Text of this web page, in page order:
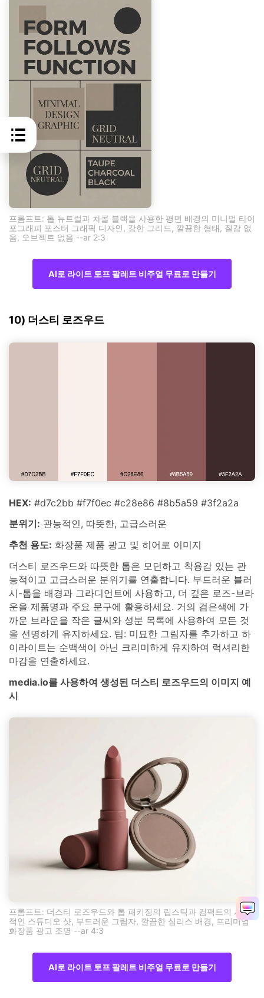
프롬프트: 톱 뉴트럴과 차콜 블랙을 사용한 평면 배경의 미니멀 타이
포그래피 포스터 그래픽 디자인, 강한 그리드, 깔끔한 형태, 질감 없
음, 오브젝트 없음 --ar 2:3
AI로 라이트 토프 팔레트 비주얼 무료로 만들기
10) 더스티 로즈우드
HEX: #d7c2bb #f7f0ec #c28e86 #8b5a59 #3f2a2a
분위기: 관능적인, 따뜻한, 고급스러운
추천 용도: 화장품 제품 광고 및 히어로 이미지
더스티 로즈우드와 따뜻한 톱은 모던하고 착용감 있는 관
능적이고 고급스러운 분위기를 연출합니다. 부드러운 블러
시-톱을 배경과 그라디언트에 사용하고, 더 깊은 로즈-브라
운을 제품명과 주요 문구에 활용하세요. 거의 검은색에 가
까운 브라운을 작은 글씨와 성분 목록에 사용하여 모든 것
을 선명하게 유지하세요. 팁: 미묘한 그림자를 추가하고 하
이라이트는 순백색이 아닌 크리미하게 유지하여 럭셔리한
마감을 연출하세요.
media.io를 사용하여 생성된 더스티 로즈우드의 이미지 예
시
프롬프트: 더스티 로즈우드와 톱 패키징의 립스틱과 컴팩트의 사실
적인 스튜디오 샷, 부드러운 그림자, 깔끔한 심리스 배경, 프리미엄
화장품 광고 조명 --ar 4:3
AI로 라이트 토프 팔레트 비주얼 무료로 만들기